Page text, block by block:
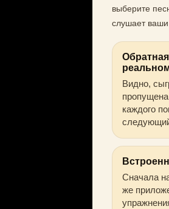
выберите
слушает ваши
Видно,
каждого
Сначала
же